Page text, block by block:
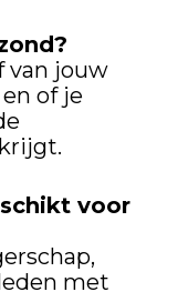
van jouw
of je
voor
met